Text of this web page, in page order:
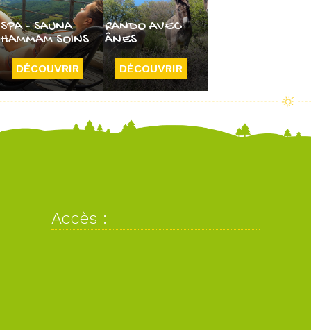
SPA - SAUNA
HAMMAM SOINS
DÉCOUVRIR
RANDO AVEC
ÂNES
DÉCOUVRIR
Accès :